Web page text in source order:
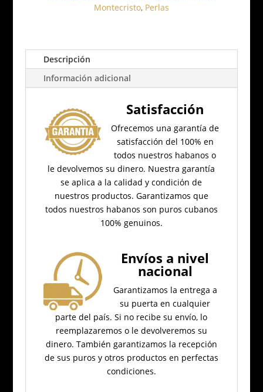
Montecristo, Perlas
Descripción
Información adicional
Satisfacción
Ofrecemos una garantía de
satisfacción del 100% en
todos nuestros habanos o
le devolvemos su dinero. Nuestra garantía
se aplica a la calidad y condición de
nuestros productos. Garantizamos que
todos nuestros habanos son puros cubanos
100% genuinos.
Envíos a nivel
nacional
Garantizamos la entrega a
su puerta en cualquier
parte del país. Si no recibe su envío, lo
reemplazaremos o le devolveremos su
dinero. También garantizamos la recepción
de sus puros y otros productos en perfectas
condiciones.